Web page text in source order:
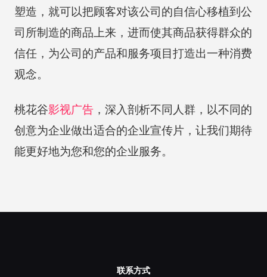
塑造，就可以把顾客对该公司的自信心移植到公
司所制造的商品上来，进而使其商品获得群众的
信任，为公司的产品和服务项目打造出一种消费
观念。
桃花谷影视广告，深入剖析不同人群，以不同的
创意为企业做出适合的企业宣传片，让我们期待
能更好地为您和您的企业服务。
联系方式